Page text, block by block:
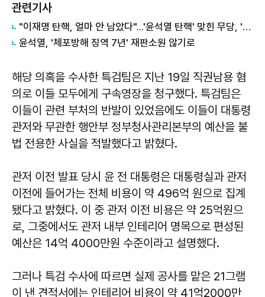
관련기사
"이재명 탄핵, 얼마 안 남았다"...'윤석열 탄핵' 맞힌 무당, '성지글' 등장
윤석열, '체포방해 징역 7년' 재판소원 않기로
해당 의혹을 수사한 특검팀은 지난 19일 직권남용 혐
의로 이들 모두에게 구속영장을 청구했다. 특검팀은
이들이 관련 부처의 반발이 있었음에도 이들이 대통령
관저와 무관한 행안부 정부청사관리본부의 예산을 불
법 전용한 사실을 적발했다고 밝혔다.
관저 이전 발표 당시 윤 전 대통령은 대통령실과 관저
이전에 들어가는 전체 비용이 약 496억 원으로 집계
됐다고 밝혔다. 이 중 관저 이전 비용은 약 25억원으
로, 그중에서도 관저 내부 인테리어 명목으로 편성된
예산은 14억 4000만원 수준이라고 설명했다.
그러나 특검 수사에 따르면 실제 공사를 맡은 21그램
이 낸 견적서에는 인테리어 비용이 약 41억2000만